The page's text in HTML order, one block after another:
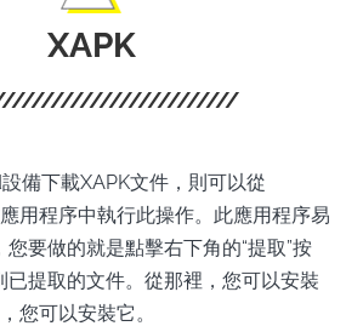
XAPK
備下載XAPK文件，則可以從
用程序中執行此操作。此應用程序易
要做的就是點擊右下角的“提取”按
已提取的文件。從那裡，您可以安裝
您可以安裝它。